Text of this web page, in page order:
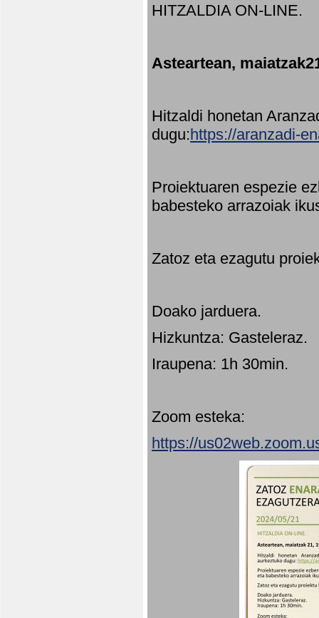
HITZALDIA ON-LINE.
Asteartean,
Hitzaldi honetan
dugu:https://aranzadi-
Proiektuaren espezie
babesteko arrazoiak
Zatoz eta ezagutu
Doako jarduera.
Hizkuntza: Gasteleraz.
Iraupena: 1h 30min.
Zoom esteka:
https://